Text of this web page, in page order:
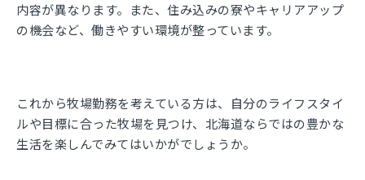
内容が異なります。また、住み込みの寮やキャリアアップ
の機会など、働きやすい環境が整っています。
これから牧場勤務を考えている方は、自分のライフスタイ
ルや目標に合った牧場を見つけ、北海道ならではの豊かな
生活を楽しんでみてはいかがでしょうか。